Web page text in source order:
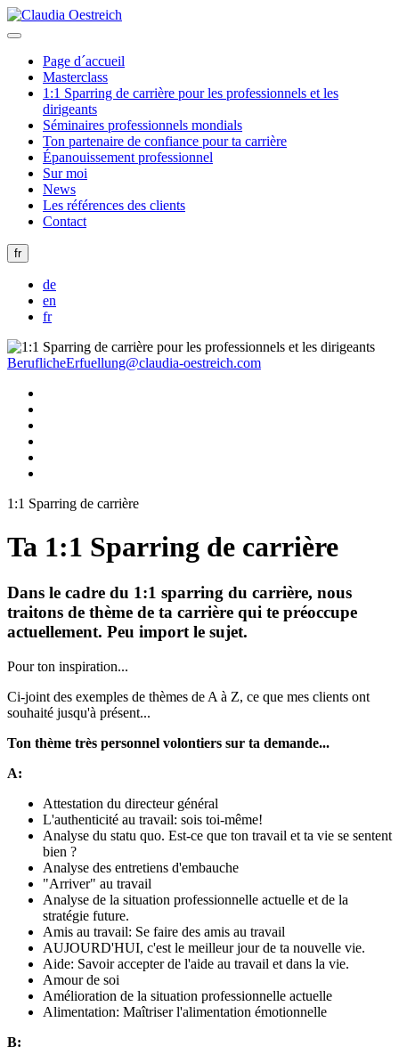
Page d´accueil
Masterclass
1:1 Sparring de carrière pour les professionnels et les
dirigeants
Séminaires professionnels mondials
Ton partenaire de confiance pour ta carrière
Épanouissement professionnel
Sur moi
News
Les références des clients
Contact
fr
de
en
fr
BeruflicheErfuellung@claudia-oestreich.com
1:1 Sparring de carrière
Ta 1:1 Sparring de carrière
Dans le cadre du 1:1 sparring du carrière, nous
traitons de thème de ta carrière qui te préoccupe
actuellement. Peu import le sujet.
Pour ton inspiration...
Ci-joint des exemples de thèmes de A à Z, ce que mes clients ont
souhaité jusqu'à présent...
Ton thème très personnel volontiers sur ta demande...
A:
Attestation du directeur général
L'authenticité au travail: sois toi-même!
Analyse du statu quo. Est-ce que ton travail et ta vie se sentent
bien ?
Analyse des entretiens d'embauche
"Arriver" au travail
Analyse de la situation professionnelle actuelle et de la
stratégie future.
Amis au travail: Se faire des amis au travail
AUJOURD'HUI, c'est le meilleur jour de ta nouvelle vie.
Aide: Savoir accepter de l'aide au travail et dans la vie.
Amour de soi
Amélioration de la situation professionnelle actuelle
Alimentation: Maîtriser l'alimentation émotionnelle
B: